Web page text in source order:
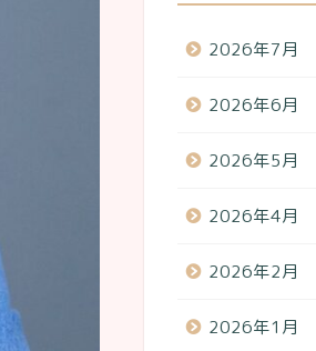
2026年7月
2026年6月
2026年5月
2026年4月
2026年2月
2026年1月